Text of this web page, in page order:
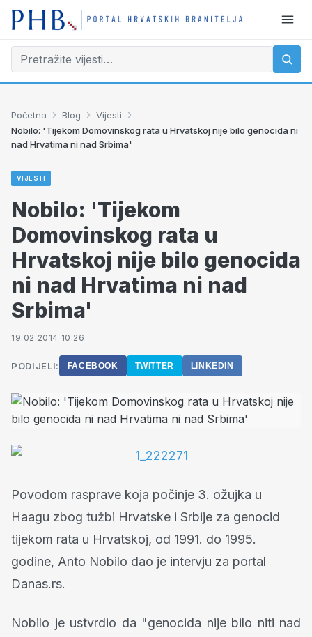
Početna › Blog › Vijesti ›
Nobilo: 'Tijekom Domovinskog rata u Hrvatskoj nije bilo genocida ni
nad Hrvatima ni nad Srbima'
VIJESTI
Nobilo: 'Tijekom
Domovinskog rata u
Hrvatskoj nije bilo genocida
ni nad Hrvatima ni nad
Srbima'
19.02.2014 10:26
PODIJELI: FACEBOOK TWITTER LINKEDIN
Povodom rasprave koja počinje 3. ožujka u
Haagu zbog tužbi Hrvatske i Srbije za genocid
tijekom rata u Hrvatskoj, od 1991. do 1995.
godine, Anto Nobilo dao je intervju za portal
Danas.rs.
Nobilo je ustvrdio da "genocida nije bilo niti nad